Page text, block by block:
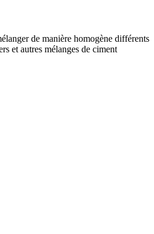
de manière homogène différents
et autres mélanges de ciment